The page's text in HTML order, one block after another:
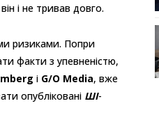
і не тривав довго.
ризиками. Попри
факти з упевненістю,
і G/O Media, вже
опубліковані ШІ-